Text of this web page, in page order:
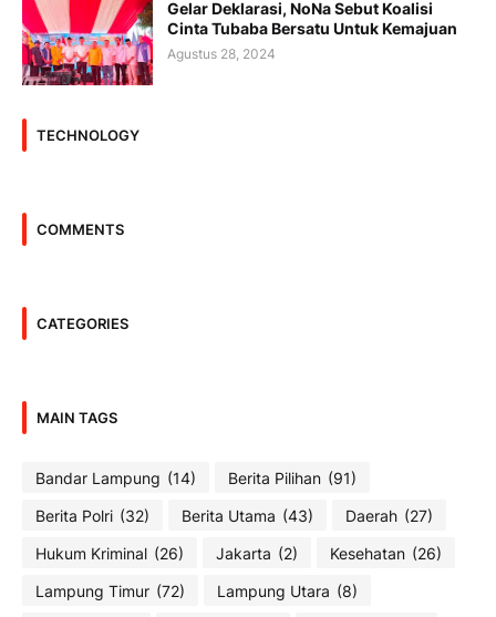
Gelar Deklarasi, NoNa Sebut Koalisi
Cinta Tubaba Bersatu Untuk Kemajuan
Agustus 28, 2024
TECHNOLOGY
COMMENTS
CATEGORIES
MAIN TAGS
Bandar Lampung (14) Berita Pilihan (91)
Berita Polri (32) Berita Utama (43) Daerah (27)
Hukum Kriminal (26) Jakarta (2) Kesehatan (26)
Lampung Timur (72) Lampung Utara (8)